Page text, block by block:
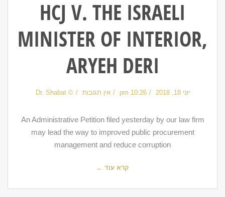
HCJ V. THE ISRAELI
MINISTER OF INTERIOR,
ARYEH DERI
יוני 18, 2018 10:26 pm אין תגובות © Dr. Shabat
An Administrative Petition filed yesterday by our law firm
may lead the way to improved public procurement
management and reduce corruption
קרא עוד ←